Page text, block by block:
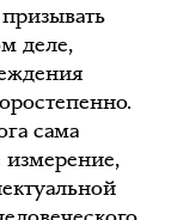
деле,
сама
измерение,